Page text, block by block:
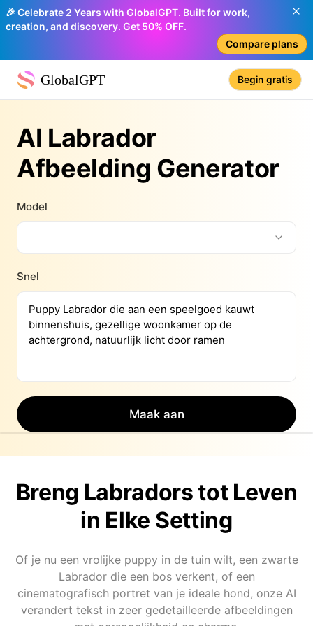
🎉 Celebrate 2 Years with GlobalGPT. Built for work,
creation, and discovery. Get 50% OFF.
Compare plans
GlobalGPT Begin gratis
AI Labrador
Afbeelding Generator
Model
Snel
Maak aan
Breng Labradors tot Leven
in Elke Setting
Of je nu een vrolijke puppy in de tuin wilt, een zwarte
Labrador die een bos verkent, of een
cinematografisch portret van je ideale hond, onze AI
verandert tekst in zeer gedetailleerde afbeeldingen